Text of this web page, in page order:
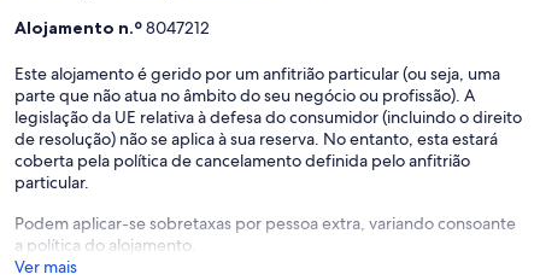
Alojamento n.º8047212
Este alojamento é gerido por um anfitrião particular (ou seja, uma
parte que não atua no âmbito do seu negócio ou profissão). A
legislação da UE relativa à defesa do consumidor (incluindo o direito
de resolução) não se aplica à sua reserva. No entanto, esta estará
coberta pela política de cancelamento definida pelo anfitrião
particular.
Podem aplicar-se sobretaxas por pessoa extra, variando consoante
a política do alojamento.
Ver mais